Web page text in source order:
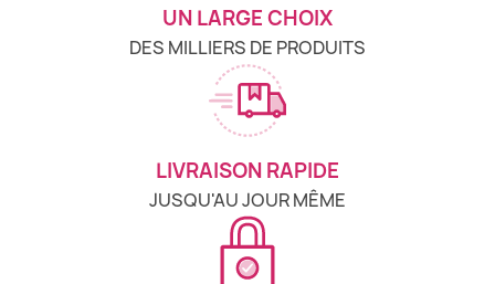
UN LARGE CHOIX
DES MILLIERS DE PRODUITS
LIVRAISON RAPIDE
JUSQU'AU JOUR MÊME